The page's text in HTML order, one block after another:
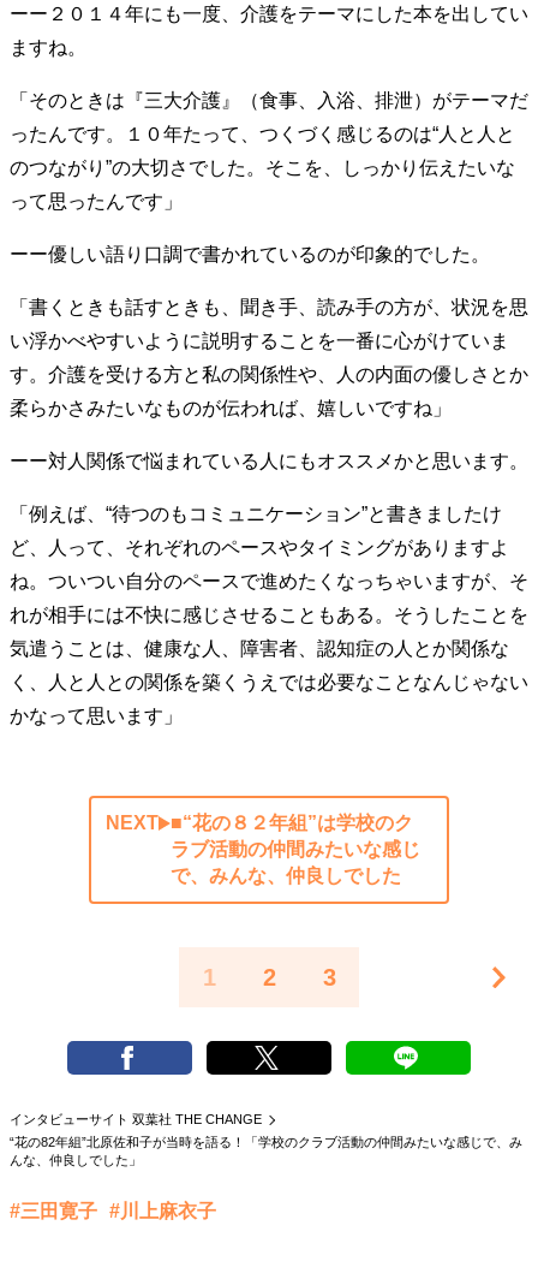
ーー２０１４年にも一度、介護をテーマにした本を出してい
ますね。
「そのときは『三大介護』（食事、入浴、排泄）がテーマだ
ったんです。１０年たって、つくづく感じるのは“人と人と
のつながり”の大切さでした。そこを、しっかり伝えたいな
って思ったんです」
ーー優しい語り口調で書かれているのが印象的でした。
「書くときも話すときも、聞き手、読み手の方が、状況を思
い浮かべやすいように説明することを一番に心がけていま
す。介護を受ける方と私の関係性や、人の内面の優しさとか
柔らかさみたいなものが伝われば、嬉しいですね」
ーー対人関係で悩まれている人にもオススメかと思います。
「例えば、“待つのもコミュニケーション”と書きましたけ
ど、人って、それぞれのペースやタイミングがありますよ
ね。ついつい自分のペースで進めたくなっちゃいますが、そ
れが相手には不快に感じさせることもある。そうしたことを
気遣うことは、健康な人、障害者、認知症の人とか関係な
く、人と人との関係を築くうえでは必要なことなんじゃない
かなって思います」
NEXT
■“花の８２年組”は学校のク
ラブ活動の仲間みたいな感じ
で、みんな、仲良しでした
1 2 3
インタビューサイト 双葉社 THE CHANGE
“花の82年組”北原佐和子が当時を語る！「学校のクラブ活動の仲間みたいな感じで、み
んな、仲良しでした」
#三田寛子 #川上麻衣子